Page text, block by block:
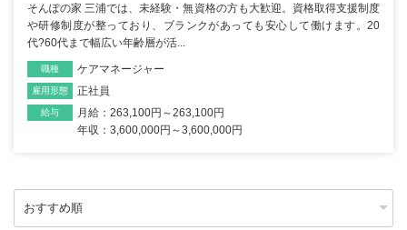
そんぽの家 三浦では、未経験・無資格の方も大歓迎。資格取得支援制度
や研修制度が整っており、ブランクがあっても安心して働けます。20
代?60代まで幅広い年齢層が活...
職種 ケアマネージャー
雇用形態 正社員
給与
月給：263,100円～263,100円
年収：3,600,000円～3,600,000円